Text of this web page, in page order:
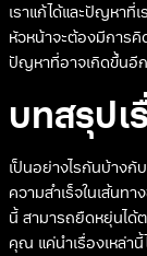
เราแก้ได้และปัญหาที่
หัวหน้าจะต้องมีการคิ
ปัญหาที่อาจเกิดขึ้นอี
บทสรุป
เป็นอย่างไรกันบ้าง
ความสำเร็จในเส้นท
นี้ สามารถยืดหยุ่นได้
คุณ แค่นำเรื่องเหล่า